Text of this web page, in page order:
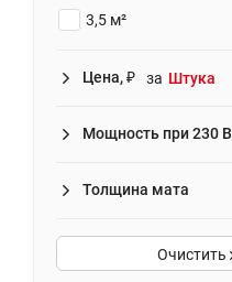
3,5 м²
6 м²
Цена, ₽ за Штука
Мощность при 230 В
Толщина мата
Очистить